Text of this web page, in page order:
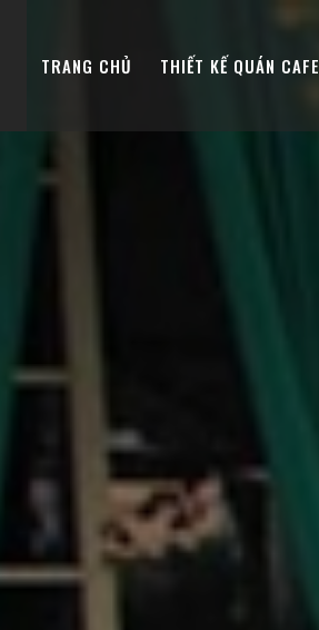
TRANG CHỦ THIẾT KẾ QUÁN CAFE